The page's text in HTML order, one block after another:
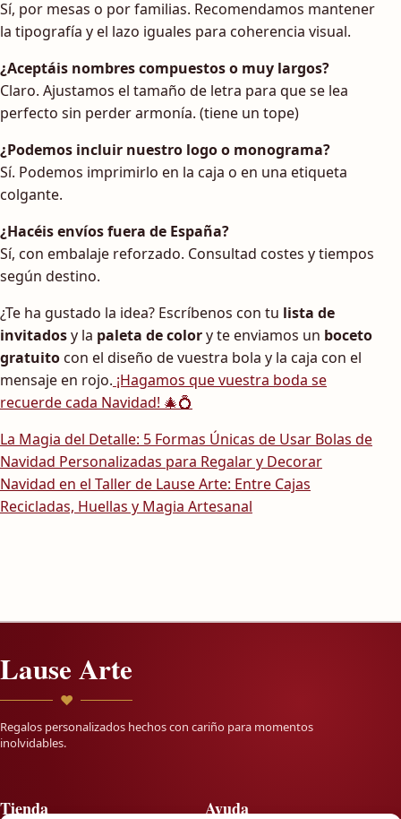
Sí, por mesas o por familias. Recomendamos mantener
la tipografía y el lazo iguales para coherencia visual.
¿Aceptáis nombres compuestos o muy largos?
Claro. Ajustamos el tamaño de letra para que se lea
perfecto sin perder armonía. (tiene un tope)
¿Podemos incluir nuestro logo o monograma?
Sí. Podemos imprimirlo en la caja o en una etiqueta
colgante.
¿Hacéis envíos fuera de España?
Sí, con embalaje reforzado. Consultad costes y tiempos
según destino.
¿Te ha gustado la idea? Escríbenos con tu lista de
invitadosy la paleta de colory te enviamos un boceto
gratuitocon el diseño de vuestra bola y la caja con el
mensaje en rojo. ¡Hagamos que vuestra boda se
recuerde cada Navidad! 🎄💍
Navegación de entradas
La Magia del Detalle: 5 Formas Únicas de Usar Bolas de
Navidad Personalizadas para Regalar y Decorar
Navidad en el Taller de Lause Arte: Entre Cajas
Recicladas, Huellas y Magia Artesanal
Lause Arte
♥
Regalos personalizados hechos con cariño para momentos
inolvidables.
Tienda Ayuda